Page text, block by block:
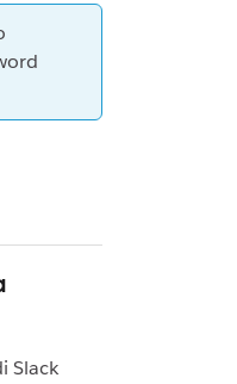
Slack